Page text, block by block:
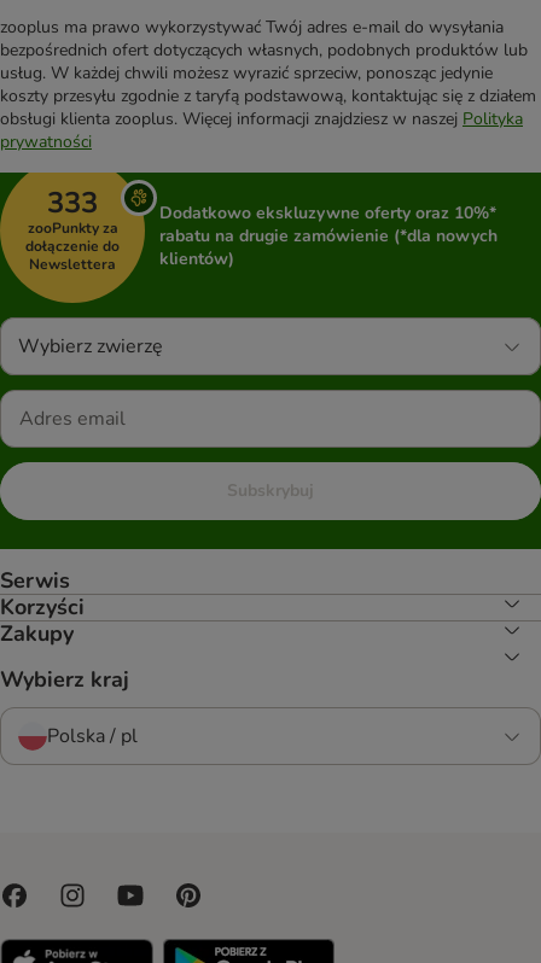
zooplus ma prawo wykorzystywać Twój adres e-mail do wysyłania
bezpośrednich ofert dotyczących własnych, podobnych produktów lub
usług. W każdej chwili możesz wyrazić sprzeciw, ponosząc jedynie
koszty przesyłu zgodnie z taryfą podstawową, kontaktując się z działem
obsługi klienta zooplus. Więcej informacji znajdziesz w naszej Polityka
prywatności
333
zooPunkty za
dołączenie do
Newslettera
Dodatkowo ekskluzywne oferty oraz 10%*
rabatu na drugie zamówienie (*dla nowych
klientów)
Wybierz zwierzę
Subskrybuj
Serwis
Korzyści
Zakupy
Wybierz kraj
Polska / pl